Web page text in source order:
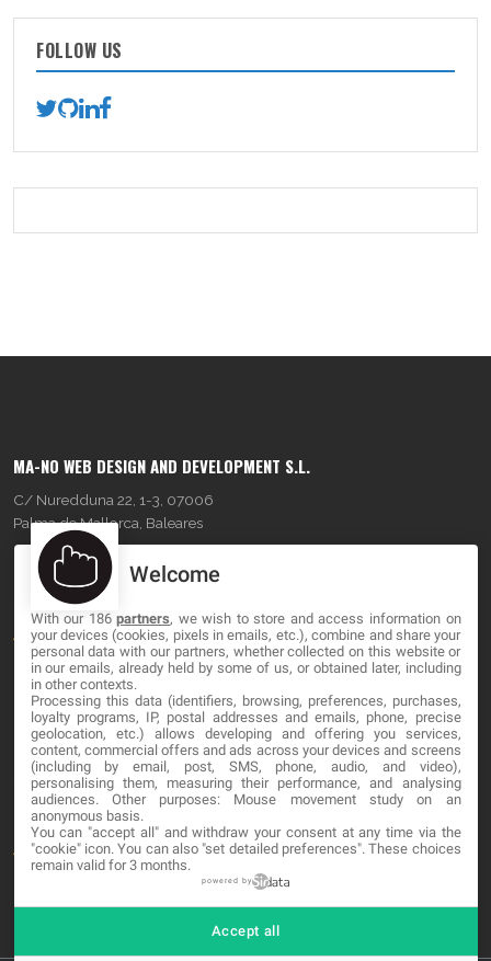
FOLLOW US
MA-NO WEB DESIGN AND DEVELOPMENT S.L.
C/ Nuredduna 22, 1-3, 07006
Palma de Mallorca, Baleares
OUR COMPANY
About
Blog
Contact
LEGAL
Cookies
Avviso Legale
Welcome
With our 186partners, we wish to store and access information on
your devices (cookies, pixels in emails, etc.), combine and share your
personal data with our partners, whether collected on this website or
in our emails, already held by some of us, or obtained later, including
in other contexts.
Processing this data (identifiers, browsing, preferences, purchases,
loyalty programs, IP, postal addresses and emails, phone, precise
geolocation, etc.) allows developing and offering you services,
content, commercial offers and ads across your devices and screens
(including by email, post, SMS, phone, audio, and video),
personalising them, measuring their performance, and analysing
audiences. Other purposes: Mouse movement study on an
anonymous basis.
You can "accept all" and withdraw your consent at any time via the
"cookie" icon. You can also "set detailed preferences". These choices
remain valid for 3 months.
powered by
Accept all